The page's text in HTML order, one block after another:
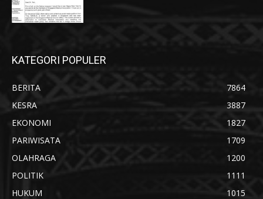
KATEGORI POPULER
BERITA
7864
KESRA
3887
EKONOMI
1827
PARIWISATA
1709
OLAHRAGA
1200
POLITIK
1111
HUKUM
1015